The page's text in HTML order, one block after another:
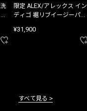
限定 ALEX/アレックス イン
ディゴ 裾リブイージーパン
¥31,900
すべて見る